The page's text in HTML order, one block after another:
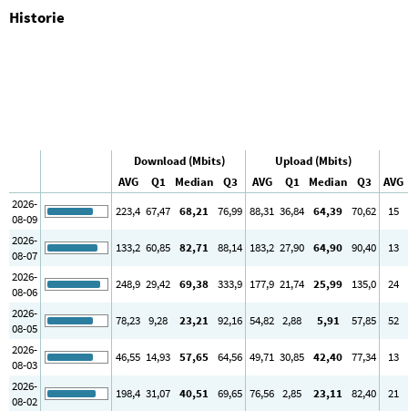
Historie
Download (Mbits)
Upload (Mbits)
AVG
Q1 Median Q3 AVG Q1 Median Q3
AVG
2026-
08-09
223,4 67,47 68,21 76,99 88,31 36,84 64,39 70,62
15
2026-
08-07
133,2 60,85 82,71 88,14 183,2 27,90 64,90 90,40
13
2026-
08-06
248,9 29,42 69,38 333,9 177,9 21,74 25,99 135,0
24
2026-
08-05
78,23 9,28 23,21 92,16 54,82 2,88 5,91 57,85
52
2026-
08-03
46,55 14,93 57,65 64,56 49,71 30,85 42,40 77,34
13
2026-
08-02
198,4 31,07 40,51 69,65 76,56 2,85 23,11 82,40
21